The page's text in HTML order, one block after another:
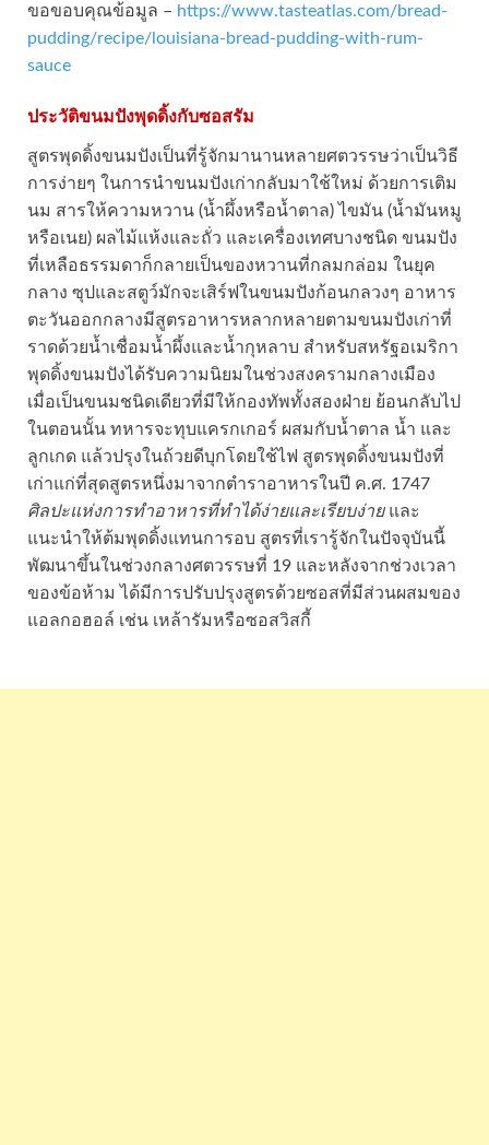
ขอขอบคุณข้อมูล – https://www.tasteatlas.com/bread-
pudding/recipe/louisiana-bread-pudding-with-rum-
sauce
ประวัติขนมปังพุดดิ้งกับซอสรัม
สูตรพุดดิ้งขนมปังเป็นที่รู้จักมานานหลายศตวรรษว่าเป็นวิธี
การง่ายๆ ในการนำขนมปังเก่ากลับมาใช้ใหม่ ด้วยการเติม
นม สารให้ความหวาน (น้ำผึ้งหรือน้ำตาล) ไขมัน (น้ำมันหมู
หรือเนย) ผลไม้แห้งและถั่ว และเครื่องเทศบางชนิด ขนมปัง
ที่เหลือธรรมดาก็กลายเป็นของหวานที่กลมกล่อม ในยุค
กลาง ซุปและสตูว์มักจะเสิร์ฟในขนมปังก้อนกลวงๆ อาหาร
ตะวันออกกลางมีสูตรอาหารหลากหลายตามขนมปังเก่าที่
ราดด้วยน้ำเชื่อมน้ำผึ้งและน้ำกุหลาบ สำหรับสหรัฐอเมริกา
พุดดิ้งขนมปังได้รับความนิยมในช่วงสงครามกลางเมือง
เมื่อเป็นขนมชนิดเดียวที่มีให้กองทัพทั้งสองฝ่าย ย้อนกลับไป
ในตอนนั้น ทหารจะทุบแครกเกอร์ ผสมกับน้ำตาล น้ำ และ
ลูกเกด แล้วปรุงในถ้วยดีบุกโดยใช้ไฟ สูตรพุดดิ้งขนมปังที่
เก่าแก่ที่สุดสูตรหนึ่งมาจากตำราอาหารในปี ค.ศ. 1747
ศิลปะแห่งการทำอาหารที่ทำได้ง่ายและเรียบง่ายและ
แนะนำให้ต้มพุดดิ้งแทนการอบ สูตรที่เรารู้จักในปัจจุบันนี้
พัฒนาขึ้นในช่วงกลางศตวรรษที่ 19 และหลังจากช่วงเวลา
ของข้อห้าม ได้มีการปรับปรุงสูตรด้วยซอสที่มีส่วนผสมของ
แอลกอฮอล์ เช่น เหล้ารัมหรือซอสวิสกี้